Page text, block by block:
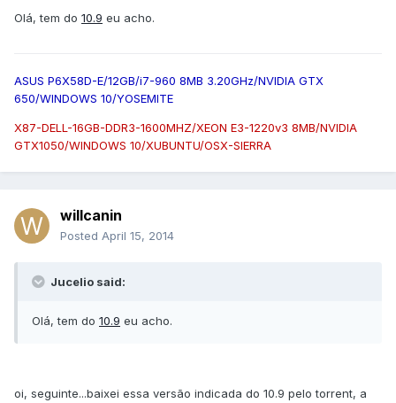
Olá, tem do 10.9 eu acho.
ASUS P6X58D-E/12GB/i7-960 8MB 3.20GHz/NVIDIA GTX
650/WINDOWS 10/YOSEMITE
X87-DELL-16GB-DDR3-1600MHZ/XEON E3-1220v3 8MB/NVIDIA
GTX1050/WINDOWS 10/XUBUNTU/OSX-SIERRA
willcanin
Posted April 15, 2014
Jucelio said:
Olá, tem do 10.9 eu acho.
oi, seguinte...baixei essa versão indicada do 10.9 pelo torrent, a